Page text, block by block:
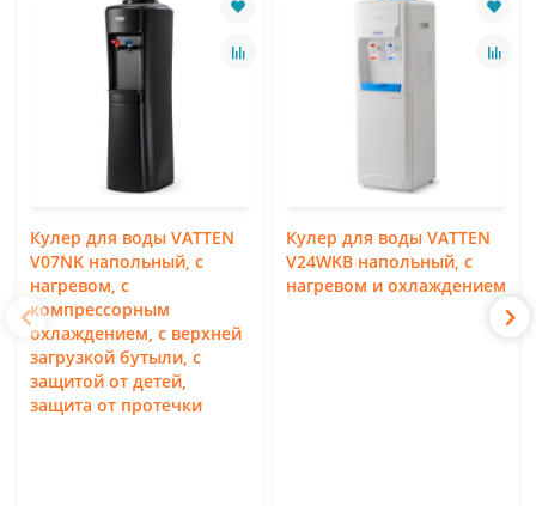
Кулер для воды VATTEN
V07NK напольный, с
нагревом, с
компрессорным
охлаждением, с верхней
загрузкой бутыли, с
защитой от детей,
защита от протечки
Кулер для воды VATTEN
V24WKB напольный, с
нагревом и охлаждением